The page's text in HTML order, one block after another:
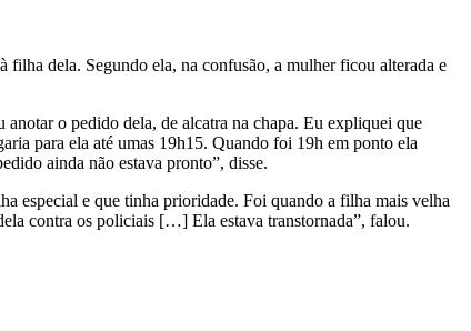
dela. Segundo ela, na confusão, a mulher ficou alterada e
anotar o pedido dela, de alcatra na chapa. Eu expliquei que
para ela até umas 19h15. Quando foi 19h em ponto ela
ainda não estava pronto”, disse.
especial e que tinha prioridade. Foi quando a filha mais velha
contra os policiais […] Ela estava transtornada”, falou.